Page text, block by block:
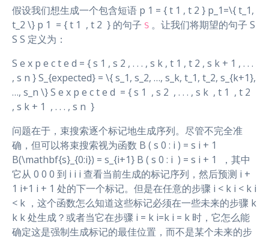
假设我们想生成一个包含短语 p 1 = { t 1 , t 2 } p_1=\{ t_1,
t_2 \} p 1 ​ = { t 1 ​ , t 2 ​ } 的句子 S 。让我们将期望的句子 S
S S 定义为：
S e x p e c t e d = { s 1 , s 2 , . . . , s k , t 1 , t 2 , s k + 1 , . . .
, s n } S_{expected} = \{ s_1, s_2, …, s_k, t_1, t_2, s_{k+1},
…, s_n \} S e x p e c t e d ​ = { s 1 ​ , s 2 ​ , . . . , s k ​ , t 1 ​ , t 2 ​
, s k + 1 ​ , . . . , s n ​ }
问题在于，束搜索逐个标记地生成序列。尽管不完全准
确，但可以将束搜索视为函数 B ( s 0 : i ) = s i + 1
B(\mathbf{s}_{0:i}) = s_{i+1} B ( s 0 : i ​ ) = s i + 1 ​ ，其中
它从 0 0 0 到 i i i 查看当前生成的标记序列，然后预测 i +
1 i+1 i + 1 处的下一个标记。但是在任意的步骤 i < k i < k i
< k ，这个函数怎么知道这些标记必须在一些未来的步骤 k
k k 处生成？或者当它在步骤 i = k i=k i = k 时，它怎么能
确定这是强制生成标记的最佳位置，而不是某个未来的步